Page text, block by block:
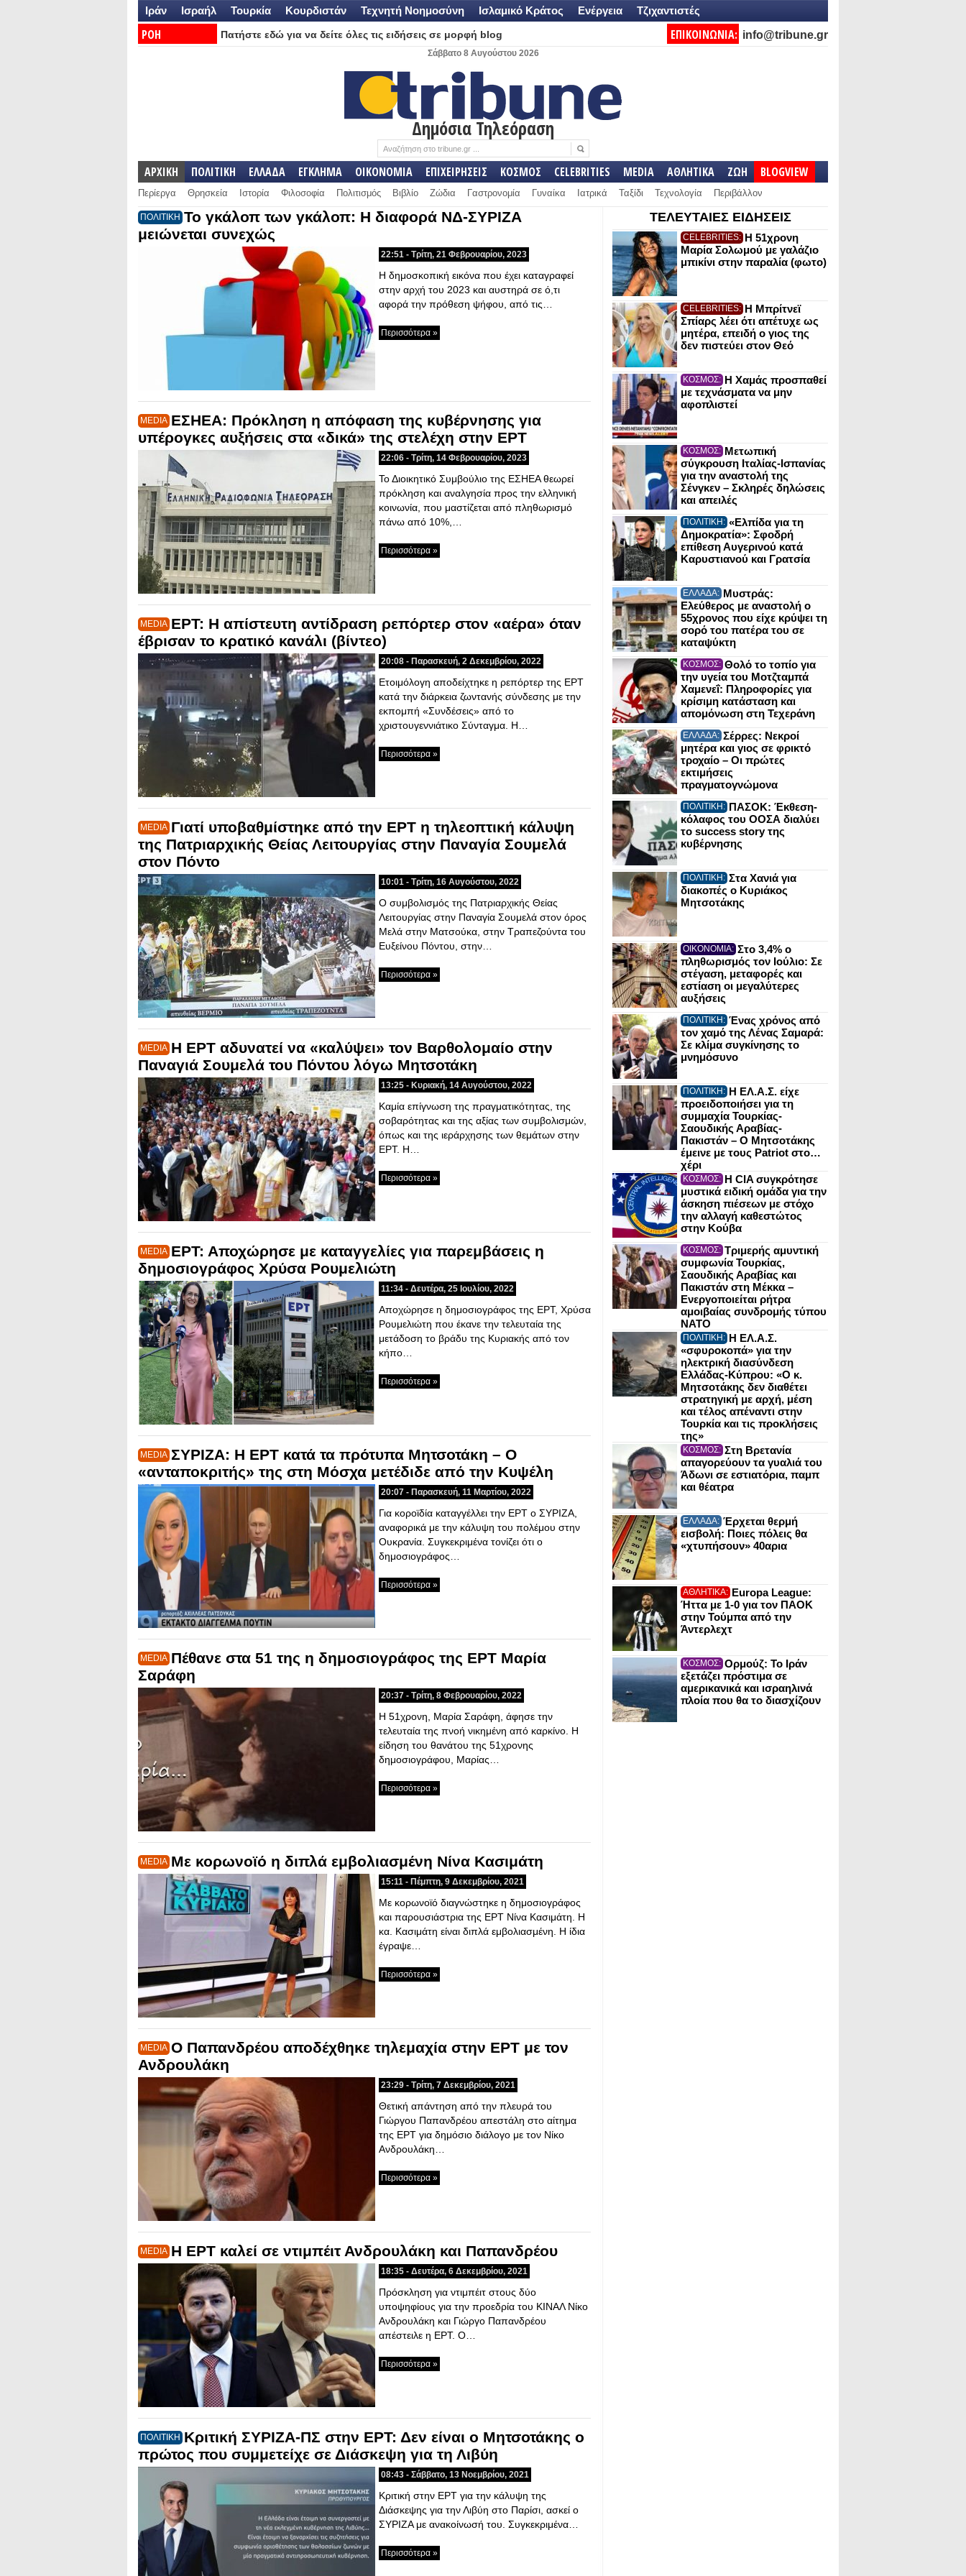
Ιράν Ισραήλ Τουρκία Κουρδιστάν Τεχνητή Νοημοσύνη Ισλαμικό Κράτος Ενέργεια Τζιχαντιστές
ΡΟΗ
Πατήστε εδώ για να δείτε όλες τις ειδήσεις σε μορφή blog ΕΠΙΚΟΙΝΩΝΙΑ: info@tribune.gr
Σάββατο 8 Αυγούστου 2026
Δημόσια Τηλεόραση
ΑΡΧΙΚΗ ΠΟΛΙΤΙΚΗ ΕΛΛΑΔΑ ΕΓΚΛΗΜΑ ΟΙΚΟΝΟΜΙΑ ΕΠΙΧΕΙΡΗΣΕΙΣ ΚΟΣΜΟΣ CELEBRITIES MEDIA ΑΘΛΗΤΙΚΑ ΖΩΗ BLOGVIEW
Περίεργα Θρησκεία Ιστορία Φιλοσοφία Πολιτισμός Βιβλίο Ζώδια Γαστρονομία Γυναίκα Ιατρικά Ταξίδι Τεχνολογία Περιβάλλον
ΠΟΛΙΤΙΚΗ Το γκάλοπ των γκάλοπ: Η διαφορά ΝΔ-ΣΥΡΙΖΑ
μειώνεται συνεχώς
22:51 - Τρίτη, 21 Φεβρουαρίου, 2023
Η δημοσκοπική εικόνα που έχει καταγραφεί
στην αρχή του 2023 και αυστηρά σε ό,τι
αφορά την πρόθεση ψήφου, από τις…
Περισσότερα »
MEDIA ΕΣΗΕΑ: Πρόκληση η απόφαση της κυβέρνησης για
υπέρογκες αυξήσεις στα «δικά» της στελέχη στην ΕΡΤ
22:06 - Τρίτη, 14 Φεβρουαρίου, 2023
Το Διοικητικό Συμβούλιο της ΕΣΗΕΑ θεωρεί
πρόκληση και αναλγησία προς την ελληνική
κοινωνία, που μαστίζεται από πληθωρισμό
πάνω από 10%,…
Περισσότερα »
MEDIA ΕΡΤ: Η απίστευτη αντίδραση ρεπόρτερ στον «αέρα» όταν
έβρισαν το κρατικό κανάλι (βίντεο)
20:08 - Παρασκευή, 2 Δεκεμβρίου, 2022
Ετοιμόλογη αποδείχτηκε η ρεπόρτερ της ΕΡΤ
κατά την διάρκεια ζωντανής σύνδεσης με την
εκπομπή «Συνδέσεις» από το
χριστουγεννιάτικο Σύνταγμα. Η…
Περισσότερα »
MEDIA Γιατί υποβαθμίστηκε από την ΕΡΤ η τηλεοπτική κάλυψη
της Πατριαρχικής Θείας Λειτουργίας στην Παναγία Σουμελά
στον Πόντο
10:01 - Τρίτη, 16 Αυγούστου, 2022
Ο συμβολισμός της Πατριαρχικής Θείας
Λειτουργίας στην Παναγία Σουμελά στον όρος
Μελά στην Ματσούκα, στην Τραπεζούντα του
Ευξείνου Πόντου, στην…
Περισσότερα »
MEDIA Η ΕΡΤ αδυνατεί να «καλύψει» τον Βαρθολομαίο στην
Παναγιά Σουμελά του Πόντου λόγω Μητσοτάκη
13:25 - Κυριακή, 14 Αυγούστου, 2022
Καμία επίγνωση της πραγματικότητας, της
σοβαρότητας και της αξίας των συμβολισμών,
όπως και της ιεράρχησης των θεμάτων στην
ΕΡΤ. Η…
Περισσότερα »
MEDIA ΕΡΤ: Αποχώρησε με καταγγελίες για παρεμβάσεις η
δημοσιογράφος Χρύσα Ρουμελιώτη
11:34 - Δευτέρα, 25 Ιουλίου, 2022
Αποχώρησε η δημοσιογράφος της ΕΡΤ, Χρύσα
Ρουμελιώτη που έκανε την τελευταία της
μετάδοση το βράδυ της Κυριακής από τον
κήπο…
Περισσότερα »
MEDIA ΣΥΡΙΖΑ: Η ΕΡΤ κατά τα πρότυπα Μητσοτάκη – Ο
«ανταποκριτής» της στη Μόσχα μετέδιδε από την Κυψέλη
20:07 - Παρασκευή, 11 Μαρτίου, 2022
Για κοροϊδία καταγγέλλει την ΕΡΤ ο ΣΥΡΙΖΑ,
αναφορικά με την κάλυψη του πολέμου στην
Ουκρανία. Συγκεκριμένα τονίζει ότι ο
δημοσιογράφος…
Περισσότερα »
MEDIA Πέθανε στα 51 της η δημοσιογράφος της ΕΡΤ Μαρία
Σαράφη
20:37 - Τρίτη, 8 Φεβρουαρίου, 2022
Η 51χρονη, Μαρία Σαράφη, άφησε την
τελευταία της πνοή νικημένη από καρκίνο. Η
είδηση του θανάτου της 51χρονης
δημοσιογράφου, Μαρίας…
Περισσότερα »
MEDIA Με κορωνοϊό η διπλά εμβολιασμένη Νίνα Κασιμάτη
15:11 - Πέμπτη, 9 Δεκεμβρίου, 2021
Με κορωνοϊό διαγνώστηκε η δημοσιογράφος
και παρουσιάστρια της ΕΡΤ Νίνα Κασιμάτη. Η
κα. Κασιμάτη είναι διπλά εμβολιασμένη. Η ίδια
έγραψε…
Περισσότερα »
MEDIA Ο Παπανδρέου αποδέχθηκε τηλεμαχία στην ΕΡΤ με τον
Ανδρουλάκη
23:29 - Τρίτη, 7 Δεκεμβρίου, 2021
Θετική απάντηση από την πλευρά του
Γιώργου Παπανδρέου απεστάλη στο αίτημα
της ΕΡΤ για δημόσιο διάλογο με τον Νίκο
Ανδρουλάκη…
Περισσότερα »
MEDIA Η ΕΡΤ καλεί σε ντιμπέιτ Ανδρουλάκη και Παπανδρέου
18:35 - Δευτέρα, 6 Δεκεμβρίου, 2021
Πρόσκληση για ντιμπέιτ στους δύο
υποψηφίους για την προεδρία του ΚΙΝΑΛ Νίκο
Ανδρουλάκη και Γιώργο Παπανδρέου
απέστειλε η ΕΡΤ. Ο…
Περισσότερα »
ΠΟΛΙΤΙΚΗ Κριτική ΣΥΡΙΖΑ-ΠΣ στην ΕΡΤ: Δεν είναι ο Μητσοτάκης ο
πρώτος που συμμετείχε σε Διάσκεψη για τη Λιβύη
08:43 - Σάββατο, 13 Νοεμβρίου, 2021
Κριτική στην ΕΡΤ για την κάλυψη της
Διάσκεψης για την Λιβύη στο Παρίσι, ασκεί ο
ΣΥΡΙΖΑ με ανακοίνωσή του. Συγκεκριμένα…
Περισσότερα »
ΤΕΛΕΥΤΑΙΕΣ ΕΙΔΗΣΕΙΣ
CELEBRITIES: Η 51χρονη
Μαρία Σολωμού με γαλάζιο
μπικίνι στην παραλία (φωτο)
CELEBRITIES: Η Μπρίτνεϊ
Σπίαρς λέει ότι απέτυχε ως
μητέρα, επειδή ο γιος της
δεν πιστεύει στον Θεό
ΚΟΣΜΟΣ: Η Χαμάς προσπαθεί
με τεχνάσματα να μην
αφοπλιστεί
ΚΟΣΜΟΣ: Μετωπική
σύγκρουση Ιταλίας-Ισπανίας
για την αναστολή της
Σένγκεν – Σκληρές δηλώσεις
και απειλές
ΠΟΛΙΤΙΚΗ: «Ελπίδα για τη
Δημοκρατία»: Σφοδρή
επίθεση Αυγερινού κατά
Καρυστιανού και Γρατσία
ΕΛΛΑΔΑ: Μυστράς:
Ελεύθερος με αναστολή ο
55χρονος που είχε κρύψει τη
σορό του πατέρα του σε
καταψύκτη
ΚΟΣΜΟΣ: Θολό το τοπίο για
την υγεία του Μοτζταμπά
Χαμενεΐ: Πληροφορίες για
κρίσιμη κατάσταση και
απομόνωση στη Τεχεράνη
ΕΛΛΑΔΑ: Σέρρες: Νεκροί
μητέρα και γιος σε φρικτό
τροχαίο – Οι πρώτες
εκτιμήσεις
πραγματογνώμονα
ΠΟΛΙΤΙΚΗ: ΠΑΣΟΚ: Έκθεση-
κόλαφος του ΟΟΣΑ διαλύει
το success story της
κυβέρνησης
ΠΟΛΙΤΙΚΗ: Στα Χανιά για
διακοπές ο Κυριάκος
Μητσοτάκης
ΟΙΚΟΝΟΜΙΑ: Στο 3,4% ο
πληθωρισμός τον Ιούλιο: Σε
στέγαση, μεταφορές και
εστίαση οι μεγαλύτερες
αυξήσεις
ΠΟΛΙΤΙΚΗ: Ένας χρόνος από
τον χαμό της Λένας Σαμαρά:
Σε κλίμα συγκίνησης το
μνημόσυνο
ΠΟΛΙΤΙΚΗ: Η ΕΛ.Α.Σ. είχε
προειδοποιήσει για τη
συμμαχία Τουρκίας-
Σαουδικής Αραβίας-
Πακιστάν – Ο Μητσοτάκης
έμεινε με τους Patriot στο…
χέρι
ΚΟΣΜΟΣ: Η CIA συγκρότησε
μυστικά ειδική ομάδα για την
άσκηση πιέσεων με στόχο
την αλλαγή καθεστώτος
στην Κούβα
ΚΟΣΜΟΣ: Τριμερής αμυντική
συμφωνία Τουρκίας,
Σαουδικής Αραβίας και
Πακιστάν στη Μέκκα –
Ενεργοποιείται ρήτρα
αμοιβαίας συνδρομής τύπου
NATO
ΠΟΛΙΤΙΚΗ: Η ΕΛ.Α.Σ.
«σφυροκοπά» για την
ηλεκτρική διασύνδεση
Ελλάδας-Κύπρου: «Ο κ.
Μητσοτάκης δεν διαθέτει
στρατηγική με αρχή, μέση
και τέλος απέναντι στην
Τουρκία και τις προκλήσεις
της»
ΚΟΣΜΟΣ: Στη Βρετανία
απαγορεύουν τα γυαλιά του
Άδωνι σε εστιατόρια, παμπ
και θέατρα
ΕΛΛΑΔΑ: Έρχεται θερμή
εισβολή: Ποιες πόλεις θα
«χτυπήσουν» 40αρια
ΑΘΛΗΤΙΚΑ: Europa League:
Ήττα με 1-0 για τον ΠΑΟΚ
στην Τούμπα από την
Άντερλεχτ
ΚΟΣΜΟΣ: Ορμούζ: Το Ιράν
εξετάζει πρόστιμα σε
αμερικανικά και ισραηλινά
πλοία που θα το διασχίζουν